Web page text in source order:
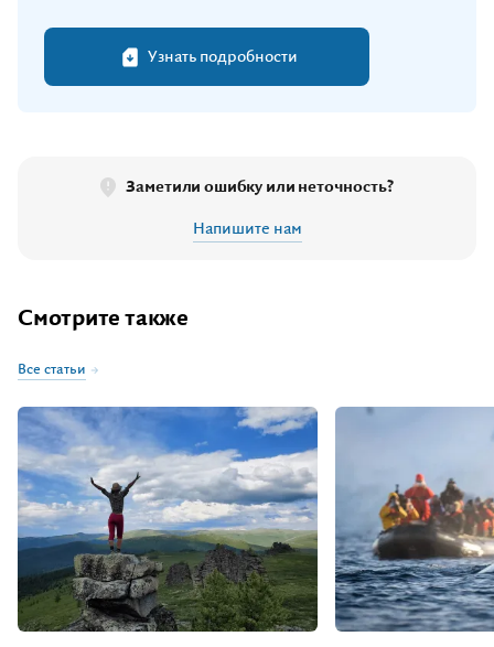
Узнать подробности
Заметили ошибку или неточность?
Напишите нам
Смотрите также
Все статьи